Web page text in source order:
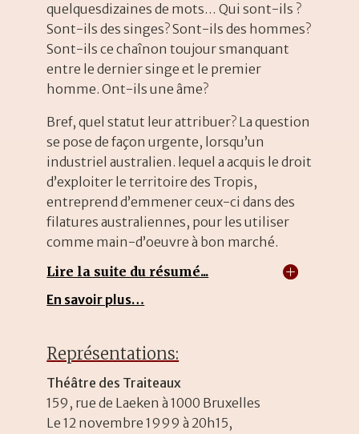
quelquesdizaines de mots… Qui sont-ils ?
Sont-ils des singes? Sont-ils des hommes?
Sont-ils ce chaînon toujour smanquant
entre le dernier singe et le premier
homme. Ont-ils une âme?
Bref, quel statut leur attribuer? La question
se pose de façon urgente, lorsqu’un
industriel australien. lequel a acquis le droit
d’exploiter le territoire des Tropis,
entreprend d’emmener ceux-ci dans des
filatures australiennes, pour les utiliser
comme main-d’oeuvre à bon marché.
Lire la suite du résumé...
En savoir plus…
Représentations:
Théâtre des Traiteaux
159, rue de Laeken à 1000 Bruxelles
Le 12 novembre 1999 à 20h15,